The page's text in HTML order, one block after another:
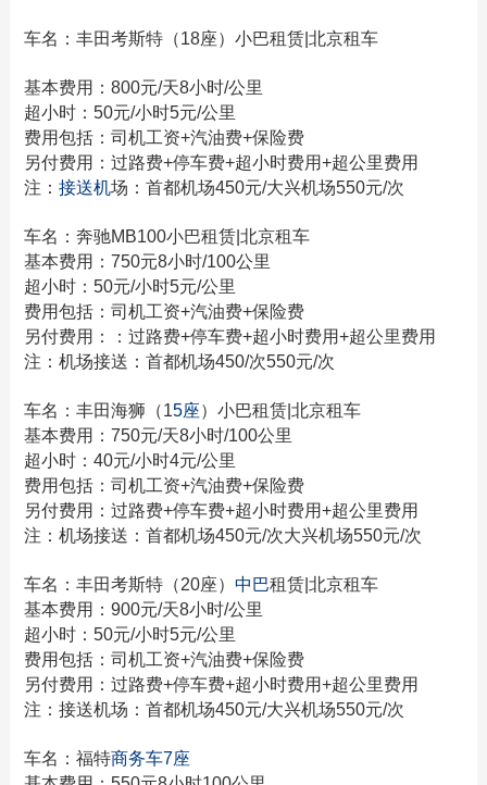
车名：丰田考斯特（18座）小巴租赁|北京租车
基本费用：800元/天8小时/公里
超小时：50元/小时5元/公里
费用包括：司机工资+汽油费+保险费
另付费用：过路费+停车费+超小时费用+超公里费用
注： 接送机场：首都机场450元/大兴机场550元/次
车名：奔驰MB100小巴租赁|北京租车
基本费用：750元8小时/100公里
超小时：50元/小时5元/公里
费用包括：司机工资+汽油费+保险费
另付费用：：过路费+停车费+超小时费用+超公里费用
注：机场接送：首都机场450/次550元/次
车名：丰田海狮（15座）小巴租赁|北京租车
基本费用：750元/天8小时/100公里
超小时：40元/小时4元/公里
费用包括：司机工资+汽油费+保险费
另付费用：过路费+停车费+超小时费用+超公里费用
注：机场接送：首都机场450元/次大兴机场550元/次
车名：丰田考斯特（20座） 中巴租赁|北京租车
基本费用：900元/天8小时/公里
超小时：50元/小时5元/公里
费用包括：司机工资+汽油费+保险费
另付费用：过路费+停车费+超小时费用+超公里费用
注：接送机场：首都机场450元/大兴机场550元/次
车名：福特商务车7座